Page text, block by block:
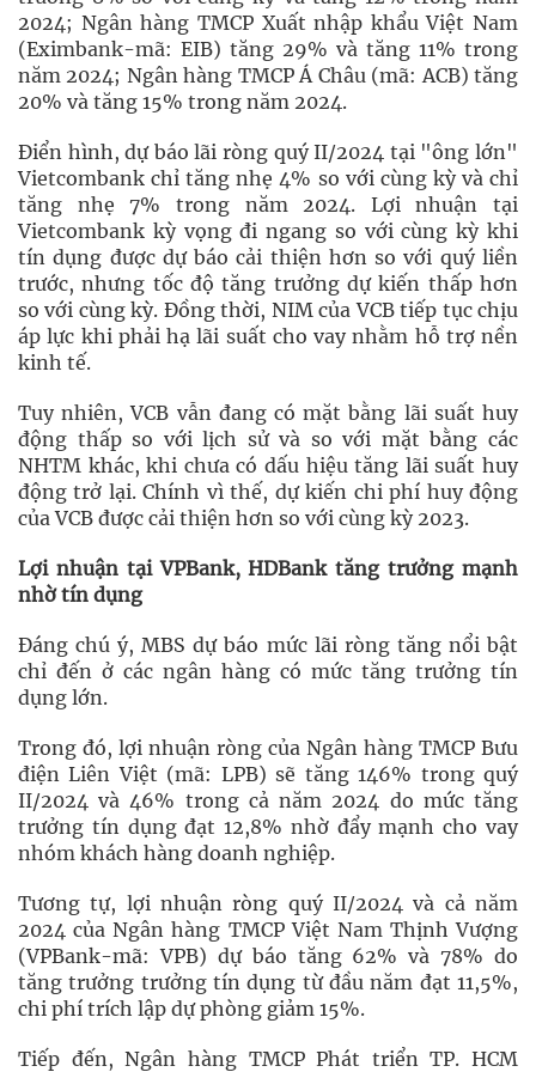
2024; Ngân hàng TMCP Xuất nhập khẩu Việt Nam
(Eximbank-mã: EIB) tăng 29% và tăng 11% trong
năm 2024; Ngân hàng TMCP Á Châu (mã: ACB) tăng
20% và tăng 15% trong năm 2024.
Điển hình, dự báo lãi ròng quý II/2024 tại "ông lớn"
Vietcombank chỉ tăng nhẹ 4% so với cùng kỳ và chỉ
tăng nhẹ 7% trong năm 2024. Lợi nhuận tại
Vietcombank kỳ vọng đi ngang so với cùng kỳ khi
tín dụng được dự báo cải thiện hơn so với quý liền
trước, nhưng tốc độ tăng trưởng dự kiến thấp hơn
so với cùng kỳ. Đồng thời, NIM của VCB tiếp tục chịu
áp lực khi phải hạ lãi suất cho vay nhằm hỗ trợ nền
kinh tế.
Tuy nhiên, VCB vẫn đang có mặt bằng lãi suất huy
động thấp so với lịch sử và so với mặt bằng các
NHTM khác, khi chưa có dấu hiệu tăng lãi suất huy
động trở lại. Chính vì thế, dự kiến chi phí huy động
của VCB được cải thiện hơn so với cùng kỳ 2023.
Lợi nhuận tại VPBank, HDBank tăng trưởng mạnh
nhờ tín dụng
Đáng chú ý, MBS dự báo mức lãi ròng tăng nổi bật
chỉ đến ở các ngân hàng có mức tăng trưởng tín
dụng lớn.
Trong đó, lợi nhuận ròng của Ngân hàng TMCP Bưu
điện Liên Việt (mã: LPB) sẽ tăng 146% trong quý
II/2024 và 46% trong cả năm 2024 do mức tăng
trưởng tín dụng đạt 12,8% nhờ đẩy mạnh cho vay
nhóm khách hàng doanh nghiệp.
Tương tự, lợi nhuận ròng quý II/2024 và cả năm
2024 của Ngân hàng TMCP Việt Nam Thịnh Vượng
(VPBank-mã: VPB) dự báo tăng 62% và 78% do
tăng trưởng trưởng tín dụng từ đầu năm đạt 11,5%,
chi phí trích lập dự phòng giảm 15%.
Tiếp đến, Ngân hàng TMCP Phát triển TP. HCM